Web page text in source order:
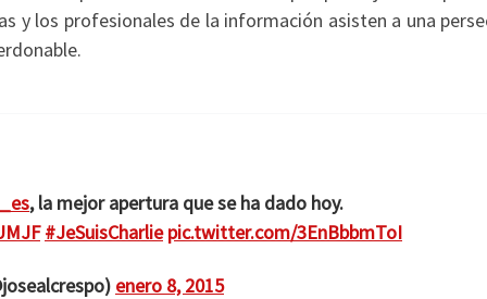
y los profesionales de la información asisten a una
, la mejor apertura que se ha dado hoy.
#JeSuisCharlie pic.twitter.com/3EnBbbmToI
enero 8, 2015